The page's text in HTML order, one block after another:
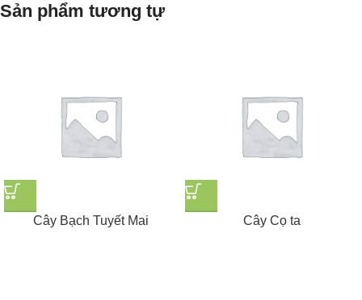
Sản phẩm tương tự
Cây Bạch Tuyết Mai Cây Cọ ta